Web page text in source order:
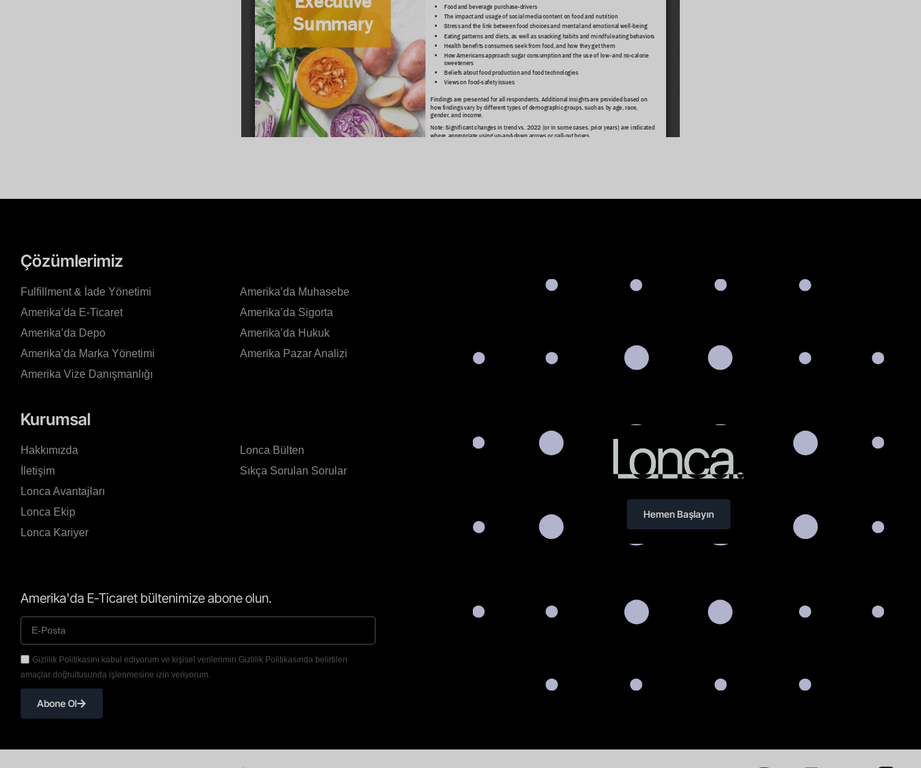
Çözümlerimiz
Fulfillment & İade Yönetimi
Amerika’da E-Ticaret
Amerika’da Depo
Amerika’da Marka Yönetimi
Amerika Vize Danışmanlığı
Amerika’da Muhasebe
Amerika’da Sigorta
Amerika’da Hukuk
Amerika Pazar Analizi
Kurumsal
Hakkımızda
İletişim
Lonca Avantajları
Lonca Ekip
Lonca Kariyer
Lonca Bülten
Sıkça Sorulan Sorular
Amerika'da E-Ticaret bültenimize abone olun.
Gizlilik Politikasını kabul ediyorum ve kişisel verilerimin Gizlilik Politikasında belirtilen
amaçlar doğrultusunda işlenmesine izin veriyorum.
Abone Ol
Hemen Başlayın